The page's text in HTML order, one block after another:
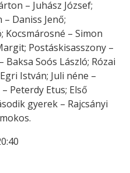
– Juhász József;
Daniss Jenő;
Kocsmárosné – Simon
Postáskisasszony –
Baksa Soós László; Rózai
István; Juli néne –
Peterdy Etus; Első
gyerek – Rajcsányi